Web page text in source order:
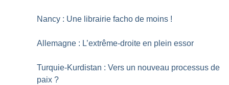
Nancy : Une librairie facho de moins !
Allemagne : L’extrême-droite en plein essor
Turquie-Kurdistan : Vers un nouveau processus de
paix ?